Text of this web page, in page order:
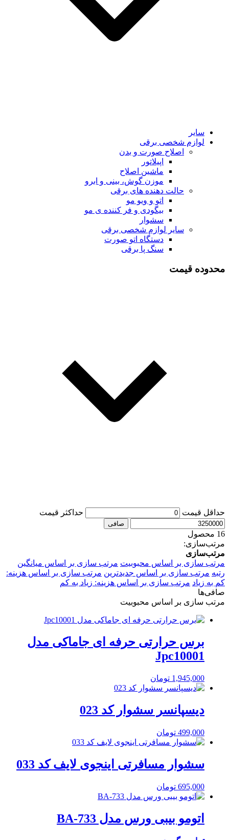
سایر
لوازم شخصی برقی
اصلاح صورت و بدن
اپیلاتور
ماشین اصلاح
موزن گوش، بینی و ابرو
حالت دهنده های برقی
اتو و ویو مو
بیگودی و فر کننده ی مو
سشوار
سایر لوازم شخصی برقی
دستگاه اتو صورت
سنگ پا برقی
محدوده قیمت
حداقل قیمت حداكثر قيمت
صافی
16 محصول
مرتب‌سازی:
مرتب‌سازی
مرتب سازی بر اساس محبوبیت مرتب سازی بر اساس میانگین
رتبه مرتب سازی بر اساس جدیدترین مرتب سازی بر اساس هزینه:
کم به زیاد مرتب سازی بر اساس هزینه: زیاد به کم
صافی‌ها
مرتب سازی بر اساس محبوبیت
برس حرارتی حرفه ای جاماکی مدل
Jpc10001
1,945,000 تومان
دیسپانسر سشوار کد 023
499,000 تومان
سشوار مسافرتی اینجوی لایف کد 033
695,000 تومان
اتومو بیبی ورس مدل BA-733